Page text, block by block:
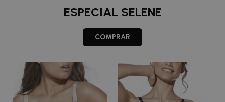
ESPECIAL SELENE
COMPRAR